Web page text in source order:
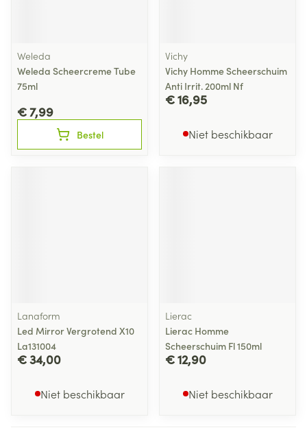
Weleda
Weleda Scheercreme Tube
75ml
€ 7,99
Bestel
Vichy
Vichy Homme Scheerschuim
Anti Irrit. 200ml Nf
€ 16,95
Niet beschikbaar
Lanaform
Led Mirror Vergrotend X10
La131004
€ 34,00
Niet beschikbaar
Lierac
Lierac Homme
Scheerschuim Fl 150ml
€ 12,90
Niet beschikbaar